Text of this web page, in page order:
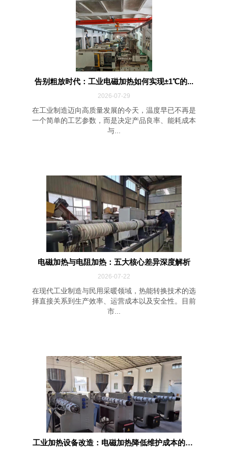
告别粗放时代：工业电磁加热如何实现±1℃的...
2026-07-29
在工业制造迈向高质量发展的今天，温度早已不再是
一个简单的工艺参数，而是决定产品良率、能耗成本
与...
电磁加热与电阻加热：五大核心差异深度解析
2026-07-22
在现代工业制造与民用采暖领域，热能转换技术的选
择直接关系到生产效率、运营成本以及安全性。目前
市...
工业加热设备改造：电磁加热降低维护成本的四...